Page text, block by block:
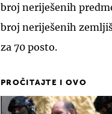
broj neriješenih
broj neriješenih
za 70 posto.
PROČITAJTE I OVO